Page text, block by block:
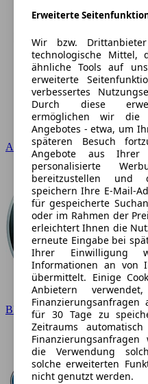
Audi
BMW
Erweiterte
Wir bzw.
technologische Mittel,
ähnliche Tools auf
erweiterte
verbessertes
Durch diese
ermöglichen wir die
Angebotes - etwa, um
späteren Besuch
Angebote aus Ihrer
personalisierte
bereitzustellen und
speichern Ihre E-Mail-
für gespeicherte
oder im Rahmen der
erleichtert Ihnen die
erneute Eingabe bei
Ihrer Einwilligung
Informationen an von
übermittelt. Einige
Anbietern
Finanzierungsanfragen
für 30 Tage zu
Zeitraums
Finanzierungsanfragen
die Verwendung
solche erweiterten
nicht genutzt werden.